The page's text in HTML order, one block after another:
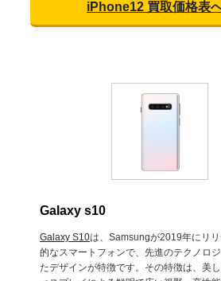
iPhone12 買取価格表
Galaxy s10
Galaxy S10は、Samsungが2019年にリ
的なスマートフォンで、先進のテクノロ
たデザインが特徴です。その特徴は、美